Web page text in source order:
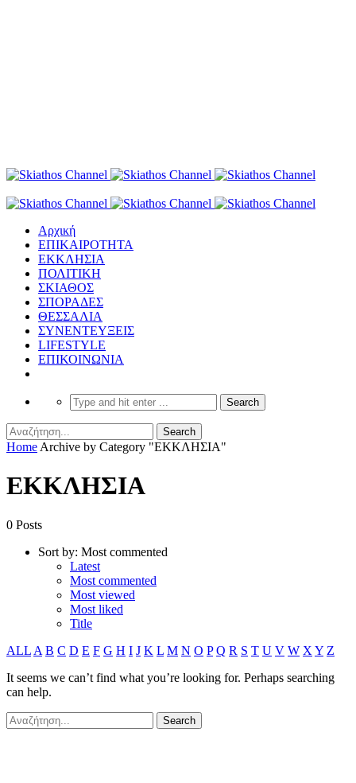
Αρχική
ΕΠΙΚΑΙΡΟΤΗΤΑ
ΕΚΚΛΗΣΙΑ
ΠΟΛΙΤΙΚΗ
ΣΚΙΑΘΟΣ
ΣΠΟΡΑΔΕΣ
ΘΕΣΣΑΛΙΑ
ΣΥΝΕΝΤΕΥΞΕΙΣ
LIFESTYLE
ΕΠΙΚΟΙΝΩΝΙΑ
Home Archive by Category "ΕΚΚΛΗΣΙΑ"
ΕΚΚΛΗΣΙΑ
0 Posts
Sort by: Most commented
Latest
Most commented
Most viewed
Most liked
Title
ALL A B C D E F G H I J K L M N O P Q R S T U V W X Y Z
It seems we can’t find what you’re looking for. Perhaps searching
can help.